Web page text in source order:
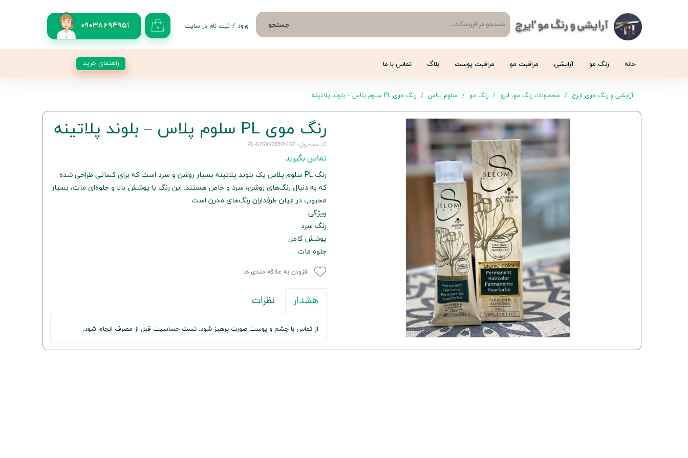
آرایشی و رنگ مو 'ایرج 09038694951 جستجو ۰ ورود / ثبت نام در سایت
خانه رنگ مو آرایشی مراقبت مو مراقبت پوست بلاگ تماس با ما راهنمای خرید
آرایشی و رنگ موی ایرج محصولات رنگ مو، ابرو رنگ مو سلوم پلاس رنگ موی PL سلوم پلاس – بلوند پلاتینه
رنگ موی PL سلوم پلاس – بلوند پلاتینه
کد محصول: 6269608301467-PL
تماس بگیرید
رنگ PL سلوم پلاس یک بلوند پلاتینه بسیار روشن و سرد است که برای کسانی طراحی شده
که به دنبال رنگ‌های روشن، سرد و خاص هستند. این رنگ با پوشش بالا و جلوه‌ای مات، بسیار
محبوب در میان طرفداران رنگ‌های مدرن است.
ویژگی:
رنگ سرد
پوشش کامل
جلوه مات
افزودن به علاقه مندی ها
هشدار نظرات
از تماس با چشم و پوست صورت پرهیز شود. تست حساسیت قبل از مصرف انجام شود.